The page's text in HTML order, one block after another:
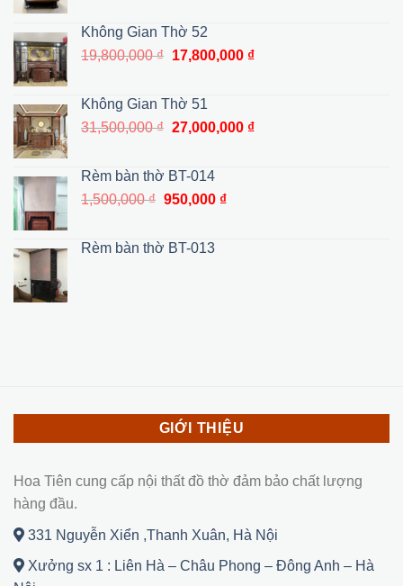
35,500,000 ₫.
27,000,000 ₫.
Không Gian Thờ 52
19,800,000₫ Giá
19,800,000 ₫.
17,800,000 ₫Giá
17,800,000 ₫.
Không Gian Thờ 51
31,500,000₫ Giá
31,500,000 ₫.
27,000,000 ₫Giá
Rèm bàn thờ BT-014
1,500,000₫ Giá
1,500,000 ₫.
950,000 ₫Giá
Rèm bàn thờ BT-013
GIỚI THIỆU
Hoa Tiên cung cấp nội thất đồ thờ đảm bảo chất lượng
hàng đầu.
331 Nguyễn Xiển ,Thanh Xuân, Hà Nội
Xưởng sx 1 : Liên Hà – Châu Phong – Đông Anh – Hà